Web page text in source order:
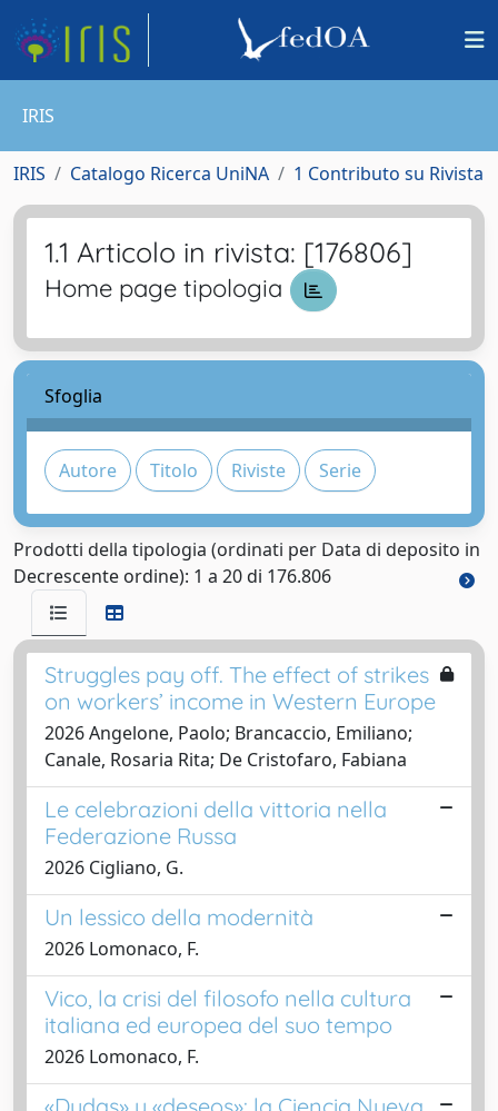
IRIS
IRIS Catalogo Ricerca UniNA 1 Contributo su Rivista
1.1 Articolo in rivista: [176806]
Home page tipologia
Sfoglia
Prodotti della tipologia (ordinati per Data di deposito in
Decrescente ordine): 1 a 20 di 176.806
Struggles pay off. The effect of strikes
on workers’ income in Western Europe
2026 Angelone, Paolo; Brancaccio, Emiliano;
Canale, Rosaria Rita; De Cristofaro, Fabiana
Le celebrazioni della vittoria nella
Federazione Russa
2026 Cigliano, G.
Un lessico della modernità
2026 Lomonaco, F.
Vico, la crisi del filosofo nella cultura
italiana ed europea del suo tempo
2026 Lomonaco, F.